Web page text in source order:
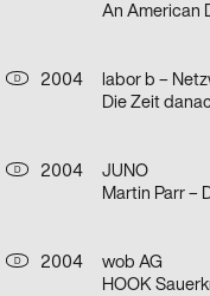
An American
D
2004
labor b –
Die Zeit
D
2004
JUNO
Martin Parr –
D
2004
wob AG